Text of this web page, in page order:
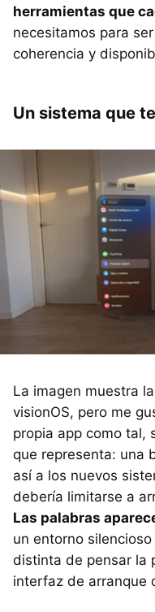
herramientas que
necesitamos para
coherencia y
Un sistema que
La imagen muestra
visionOS, pero me
propia app como tal,
que representa: una
así a los nuevos
debería limitarse a
Las palabras
un entorno
distinta de pensar la
interfaz de arranque